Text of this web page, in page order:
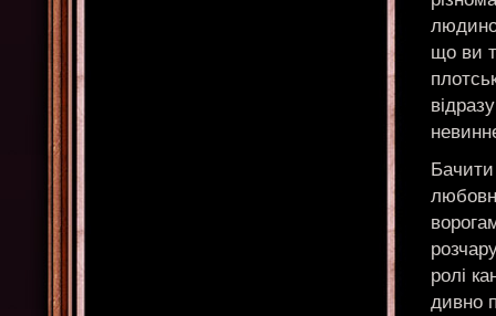
що ви
Бачити
ролі
дивно